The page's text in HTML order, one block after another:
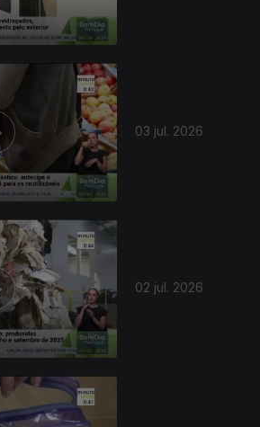
03 jul. 2026
02 jul. 2026